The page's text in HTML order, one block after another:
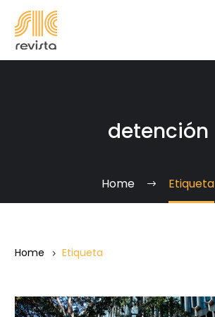
detención
Home Etiqueta
Home Etiqueta
UCAB